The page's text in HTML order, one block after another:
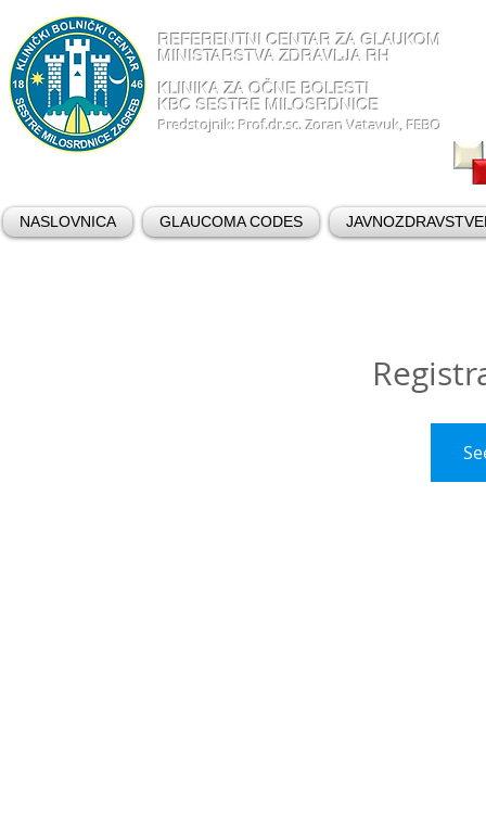
REFERENTNI CENTAR ZA GLAUKOM
MINISTARSTVA ZDRAVLJA RH
KLINIKA ZA OČNE BOLESTI
KBC SESTRE MILOSRDNICE
Predstojnik: Prof.dr.sc. Zoran Vatavuk, FEBO
NASLOVNICA GLAUCOMA CODES